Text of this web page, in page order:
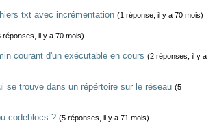
txt avec incrémentation (1 réponse, il y a 70 mois)
réponses, il y a 70 mois)
courant d'un exécutable en cours (2 réponses, il y a
se trouve dans un répértoire sur le réseau (5
codeblocs ? (5 réponses, il y a 71 mois)